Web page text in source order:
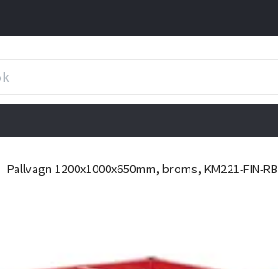
Pallvagn 1200x1000x650mm, broms, KM221-FIN-RB